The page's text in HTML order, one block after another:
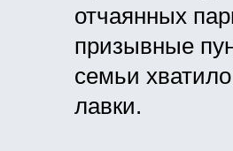
отчаянных
призывные
семьи
лавки.